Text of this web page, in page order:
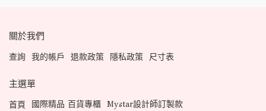
關於我們
查詢 我的帳戶 退款政策 隱私政策 尺寸表
主選單
首頁 國際精品 百貨專櫃 Mystar設計師訂製款